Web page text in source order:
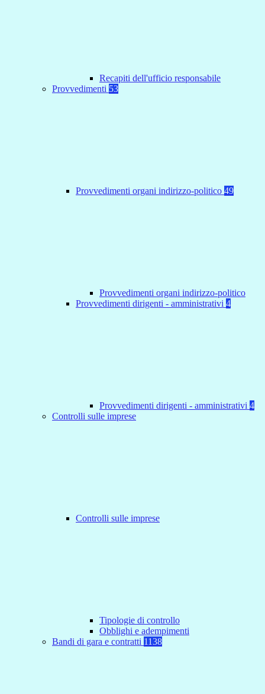
Recapiti dell'ufficio responsabile
Provvedimenti 53
Provvedimenti organi indirizzo-politico 49
Provvedimenti organi indirizzo-politico
Provvedimenti dirigenti - amministrativi 4
Provvedimenti dirigenti - amministrativi 4
Controlli sulle imprese
Controlli sulle imprese
Tipologie di controllo
Obblighi e adempimenti
Bandi di gara e contratti 1138